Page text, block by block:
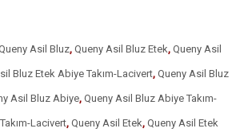
Asil Bluz, Queny Asil Bluz Etek, Queny Asil
Bluz Etek Abiye Takım-Lacivert, Queny Asil Bluz
Asil Bluz Abiye, Queny Asil Bluz Abiye Takım-
Lacivert, Queny Asil Etek, Queny Asil Etek